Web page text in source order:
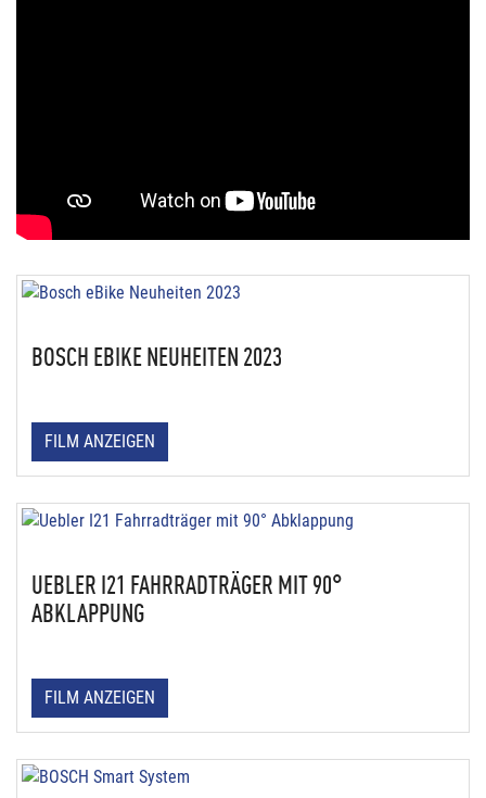
BOSCH EBIKE NEUHEITEN 2023
FILM ANZEIGEN
UEBLER I21 FAHRRADTRÄGER MIT 90°
ABKLAPPUNG
FILM ANZEIGEN